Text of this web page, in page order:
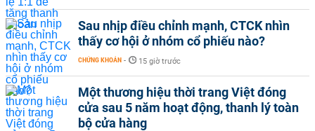
Sau nhịp điều chỉnh mạnh, CTCK nhìn
thấy cơ hội ở nhóm cổ phiếu nào?
CHỨNG KHOÁN - 15 giờ trước
Một thương hiệu thời trang Việt đóng
cửa sau 5 năm hoạt động, thanh lý toàn
bộ cửa hàng